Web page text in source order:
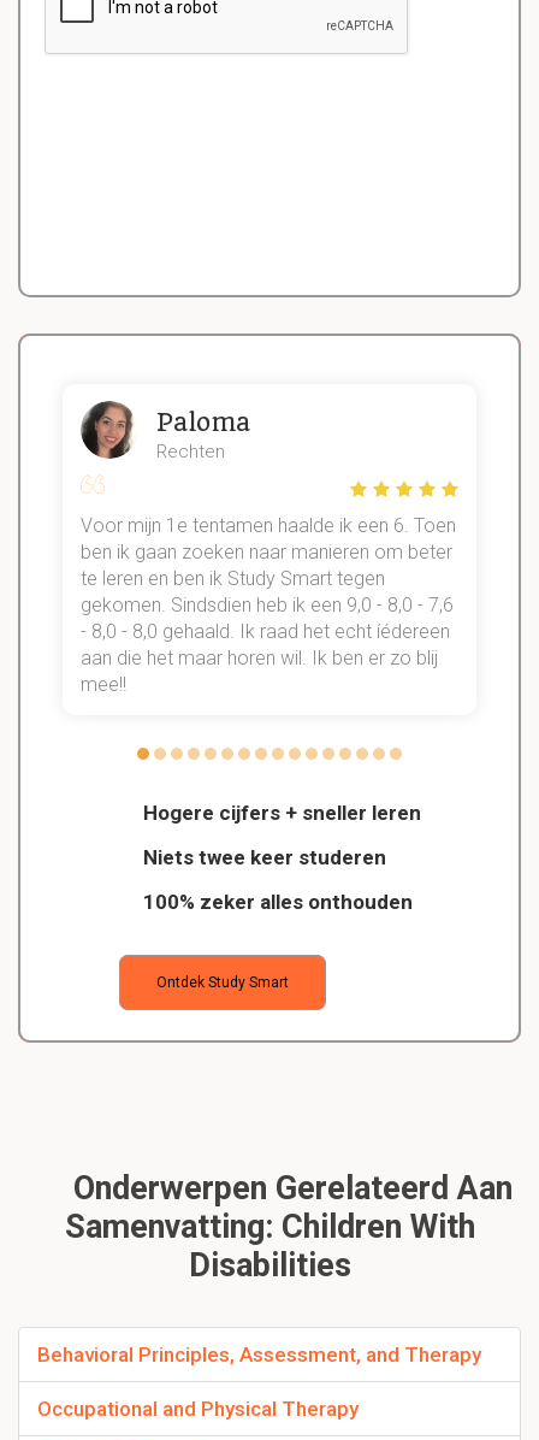
Hogere cijfers + sneller leren
Niets twee keer studeren
100% zeker alles onthouden
Ontdek Study Smart
Paloma
Rechten
Voor mijn 1e tentamen haalde ik een 6. Toen
ben ik gaan zoeken naar manieren om beter
te leren en ben ik Study Smart tegen
gekomen. Sindsdien heb ik een 9,0 - 8,0 - 7,6
- 8,0 - 8,0 gehaald. Ik raad het echt íédereen
aan die het maar horen wil. Ik ben er zo blij
mee!!
Onderwerpen Gerelateerd Aan
Samenvatting: Children With
Disabilities
Behavioral Principles, Assessment, and Therapy
Occupational and Physical Therapy